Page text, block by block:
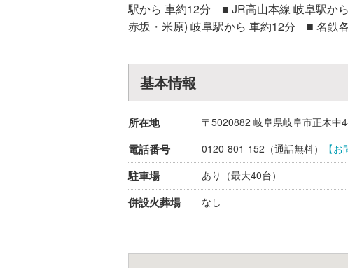
駅から 車約12分 ■ JR高山本線 岐阜駅か
赤坂・米原) 岐阜駅から 車約12分 ■ 名鉄
基本情報
所在地 〒5020882 岐阜県岐阜市正木中
電話番号 0120-801-152 （通話無料） 【
駐車場 あり（最大40台）
併設火葬場 なし